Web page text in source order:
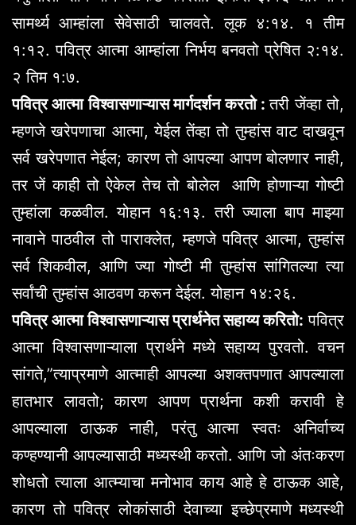
सामर्थ्य आम्हांला सेवेसाठी चालवते. लूक ४:१४. १ तीम
१:१२. पवित्र आत्मा आम्हांला निर्भय बनवतो प्रेषित २:१४.
२ तिम १:७.
पवित्र आत्मा विश्वासणाऱ्यास मार्गदर्शन करतो :तरी जेंव्हा तो,
म्हणजे खरेपणाचा आत्मा, येईल तेंव्हा तो तुम्हांस वाट दाखवून
सर्व खरेपणात नेईल; कारण तो आपल्या आपण बोलणार नाही,
तर जें काही तो ऐकेल तेच तो बोलेल आणि होणाऱ्या गोष्टी
तुम्हांला कळवील. योहान १६:१३. तरी ज्याला बाप माझ्या
नावाने पाठवील तो पाराक्लेत, म्हणजे पवित्र आत्मा, तुम्हांस
सर्व शिकवील, आणि ज्या गोष्टी मी तुम्हांस सांगितल्या त्या
सर्वांची तुम्हांस आठवण करून देईल. योहान १४:२६.
पवित्र आत्मा विश्वासणाऱ्यास प्रार्थनेत सहाय्य करितो: पवित्र
आत्मा विश्वासणाऱ्याला प्रार्थने मध्ये सहाय्य पुरवतो. वचन
सांगते,”त्याप्रमाणे आत्माही आपल्या अशक्तपणात आपल्याला
हातभार लावतो; कारण आपण प्रार्थना कशी करावी हे
आपल्याला ठाऊक नाही, परंतु आत्मा स्वतः अनिर्वाच्य
कण्हण्यानी आपल्यासाठी मध्यस्थी करतो. आणि जो अंतःकरण
शोधतो त्याला आत्म्याचा मनोभाव काय आहे हे ठाऊक आहे,
कारण तो पवित्र लोकांसाठी देवाच्या इच्छेप्रमाणे मध्यस्थी